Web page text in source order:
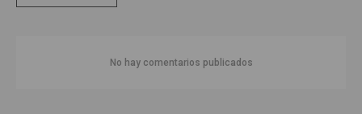
No hay comentarios publicados